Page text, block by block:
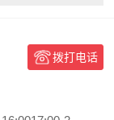
拨打电话